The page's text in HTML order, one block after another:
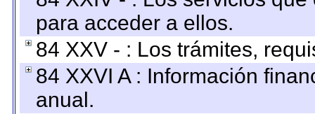
para acceder a ellos.
84 XXV - : Los trámites,
84 XXVI A : Información
anual.